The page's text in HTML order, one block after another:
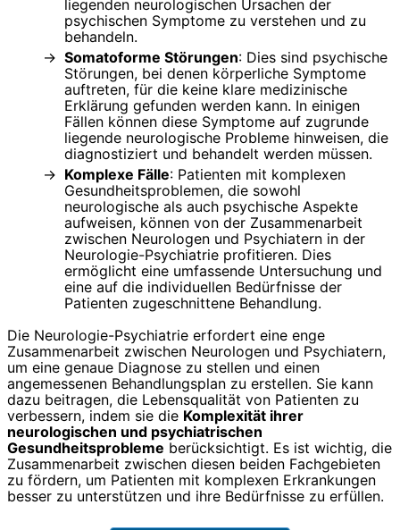
liegenden neurologischen Ursachen der
psychischen Symptome zu verstehen und zu
behandeln.
Somatoforme Störungen: Dies sind psychische
Störungen, bei denen körperliche Symptome
auftreten, für die keine klare medizinische
Erklärung gefunden werden kann. In einigen
Fällen können diese Symptome auf zugrunde
liegende neurologische Probleme hinweisen, die
diagnostiziert und behandelt werden müssen.
Komplexe Fälle: Patienten mit komplexen
Gesundheitsproblemen, die sowohl
neurologische als auch psychische Aspekte
aufweisen, können von der Zusammenarbeit
zwischen Neurologen und Psychiatern in der
Neurologie-Psychiatrie profitieren. Dies
ermöglicht eine umfassende Untersuchung und
eine auf die individuellen Bedürfnisse der
Patienten zugeschnittene Behandlung.
Die Neurologie-Psychiatrie erfordert eine enge
Zusammenarbeit zwischen Neurologen und Psychiatern,
um eine genaue Diagnose zu stellen und einen
angemessenen Behandlungsplan zu erstellen. Sie kann
dazu beitragen, die Lebensqualität von Patienten zu
verbessern, indem sie die Komplexität ihrer
neurologischen und psychiatrischen
Gesundheitsprobleme berücksichtigt. Es ist wichtig, die
Zusammenarbeit zwischen diesen beiden Fachgebieten
zu fördern, um Patienten mit komplexen Erkrankungen
besser zu unterstützen und ihre Bedürfnisse zu erfüllen.